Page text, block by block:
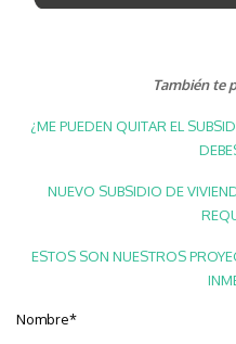
También te
¿ME PUEDEN QUITAR EL
NUEVO SUBSIDIO DE
ESTOS SON NUESTROS
Nombre*